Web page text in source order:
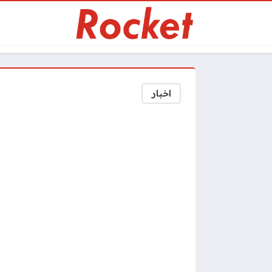
اخبار